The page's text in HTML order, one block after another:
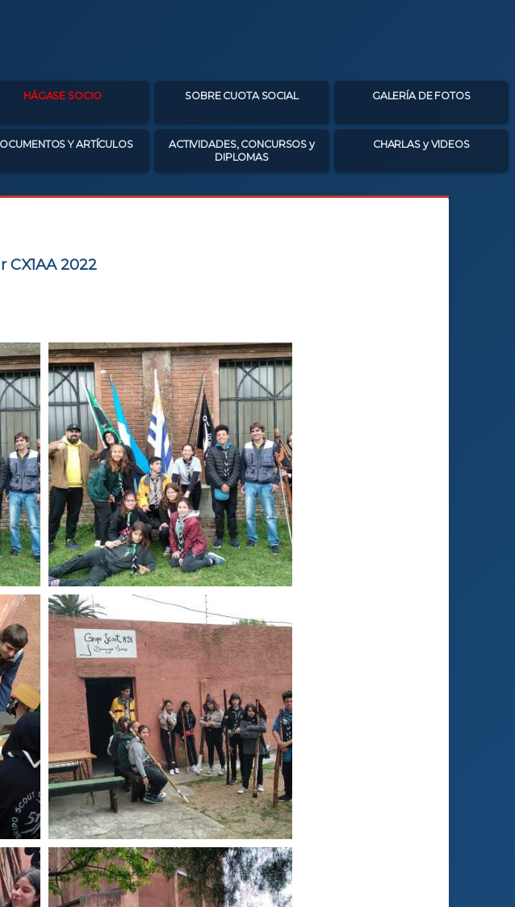
HÁGASE SOCIO SOBRE CUOTA SOCIAL GALERÍA DE FOTOS
Y ARTÍCULOS
ACTIVIDADES, CONCURSOS y
DIPLOMAS
CHARLAS y VIDEOS
2022